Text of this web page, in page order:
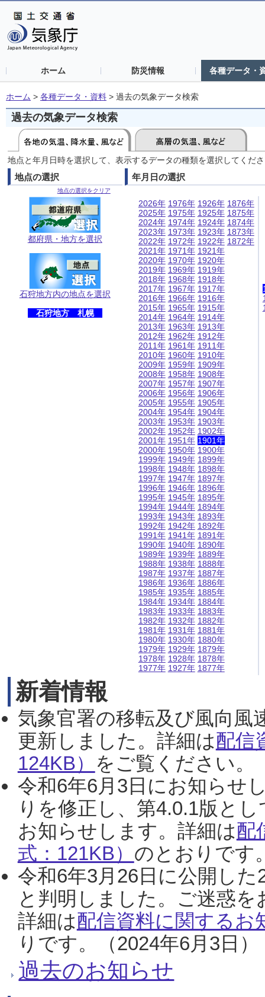
ホーム 防災情報 各種データ・
ホーム > 各種データ・資料 > 過去の気象データ検索
過去の気象データ検索
地点と年月日時を選択して、表示するデータの種類を選択してくだ
地点の選択
地点の選択をクリア
都府県・地方を選択
石狩地方内の地点を選択
石狩地方 札幌
年月日の選択
2026年
2025年
2024年
2023年
2022年
2021年
2020年
2019年
2018年
2017年
2016年
2015年
2014年
2013年
2012年
2011年
2010年
2009年
2008年
2007年
2006年
2005年
2004年
2003年
2002年
2001年
2000年
1999年
1998年
1997年
1996年
1995年
1994年
1993年
1992年
1991年
1990年
1989年
1988年
1987年
1986年
1985年
1984年
1983年
1982年
1981年
1980年
1979年
1978年
1977年
1976年
1975年
1974年
1973年
1972年
1971年
1970年
1969年
1968年
1967年
1966年
1965年
1964年
1963年
1962年
1961年
1960年
1959年
1958年
1957年
1956年
1955年
1954年
1953年
1952年
1951年
1950年
1949年
1948年
1947年
1946年
1945年
1944年
1943年
1942年
1941年
1940年
1939年
1938年
1937年
1936年
1935年
1934年
1933年
1932年
1931年
1930年
1929年
1928年
1927年
1926年
1925年
1924年
1923年
1922年
1921年
1920年
1919年
1918年
1917年
1916年
1915年
1914年
1913年
1912年
1911年
1910年
1909年
1908年
1907年
1906年
1905年
1904年
1903年
1902年
1901年
1900年
1899年
1898年
1897年
1896年
1895年
1894年
1893年
1892年
1891年
1890年
1889年
1888年
1887年
1886年
1885年
1884年
1883年
1882年
1881年
1880年
1879年
1878年
1877年
1876年
1875年
1874年
1873年
1872年
新着情報
気象官署の移転及び風向風
更新しました。詳細は配信
124KB） をご覧ください。
令和6年6月3日にお知らせ
りを修正し、第4.0.1版と
お知らせします。詳細は配
式：121KB） のとおりです
令和6年3月26日に公開し
と判明しました。ご迷惑
詳細は配信資料に関するお
りです。（2024年6月3日）
過去のお知らせ